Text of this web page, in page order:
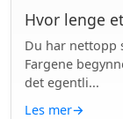
Hvor lenge
Du har nettopp
Fargene
det egentli...
Les mer→